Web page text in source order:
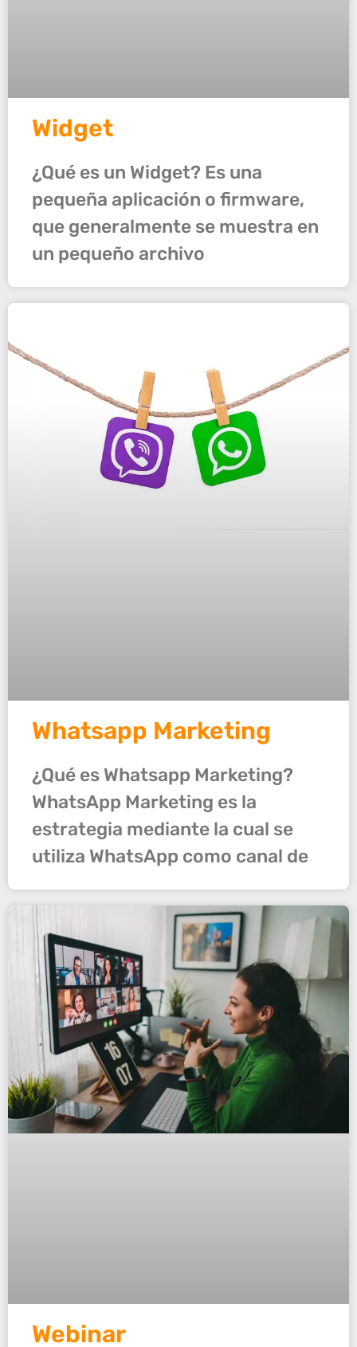
Widget
¿Qué es un Widget? Es una
pequeña aplicación o firmware,
que generalmente se muestra en
un pequeño archivo
Whatsapp Marketing
¿Qué es Whatsapp Marketing?
WhatsApp Marketing es la
estrategia mediante la cual se
utiliza WhatsApp como canal de
Webinar